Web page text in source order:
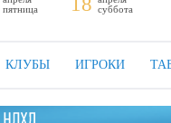
пятница
суббота
КЛУБЫ ИГРОКИ